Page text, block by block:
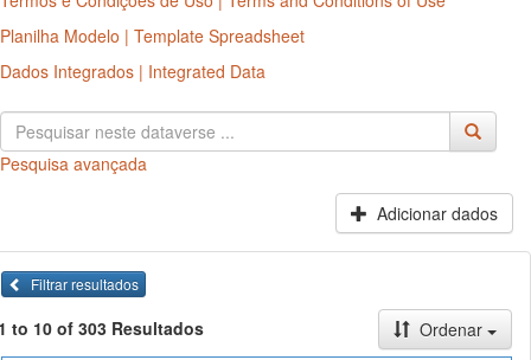
Planilha Modelo | Template Spreadsheet
Dados Integrados | Integrated Data
Pesquisa avançada
Adicionar dados
Filtrar resultados
to 10 of 303 Resultados
Ordenar